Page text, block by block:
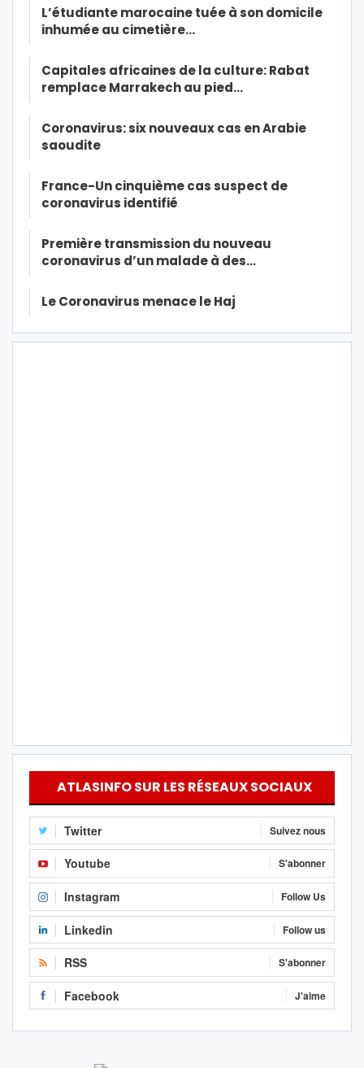
L’étudiante marocaine tuée à son domicile
inhumée au cimetière…
Capitales africaines de la culture: Rabat
remplace Marrakech au pied…
Coronavirus: six nouveaux cas en Arabie
saoudite
France-Un cinquième cas suspect de
coronavirus identifié
Première transmission du nouveau
coronavirus d’un malade à des…
Le Coronavirus menace le Haj
ATLASINFO SUR LES RÉSEAUX SOCIAUX
Twitter Suivez nous
Youtube S'abonner
Instagram Follow Us
Linkedin Follow us
RSS S'abonner
Facebook J'aime